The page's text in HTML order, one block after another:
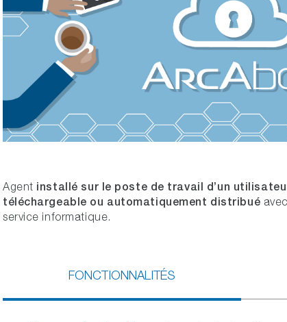
Agent installé sur le poste de travail d’un
téléchargeable ou automatiquement distribué
service informatique.
FONCTIONNALITÉS